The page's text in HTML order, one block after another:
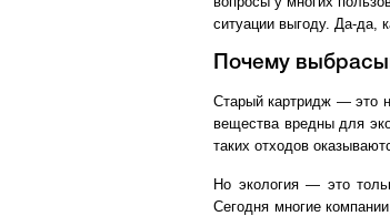
ситуации выгоду. Да-да,
Почему
Старый картридж — это
вещества вредны для
таких отходов
Но экология — это
Сегодня многие